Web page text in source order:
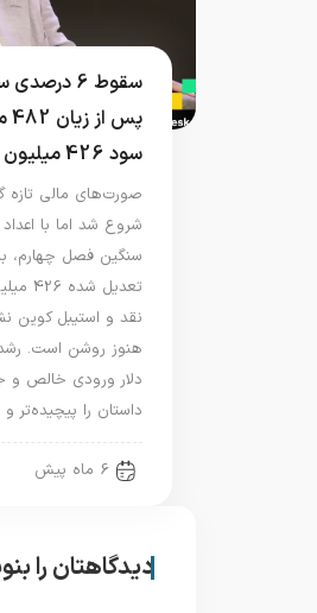
سقوط 6
سود 426 میلیون دلاری سالانه
صورت‌های مالی تازه
شروع شد اما با اعداد
سنگین فصل چهارم،
نقد و استیبل کوین
دلار ورودی خالص
داستان را پیچیده‌تر
6 ماه پیش
دیدگاهتان را